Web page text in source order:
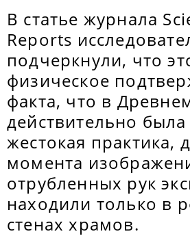
В статье журнала
Reports
подчеркнули, что
физическое
факта, что в
действительно была
жестокая практика,
момента
отрубленных рук
находили только в
стенах храмов.